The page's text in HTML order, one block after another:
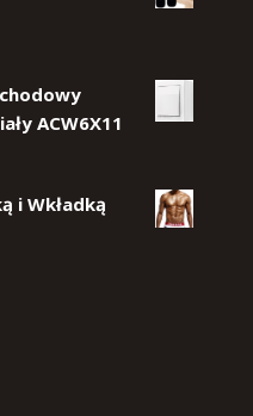
ACW6X11
i Wkładką